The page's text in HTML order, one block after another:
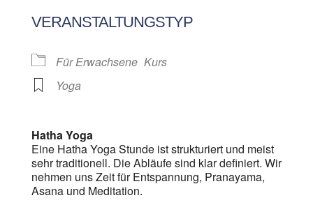
VERANSTALTUNGSTYP
Für Erwachsene Kurs
Yoga
Hatha Yoga
Eine Hatha Yoga Stunde ist strukturiert und meist
sehr traditionell. Die Abläufe sind klar definiert. Wir
nehmen uns Zeit für Entspannung, Pranayama,
Asana und Meditation.